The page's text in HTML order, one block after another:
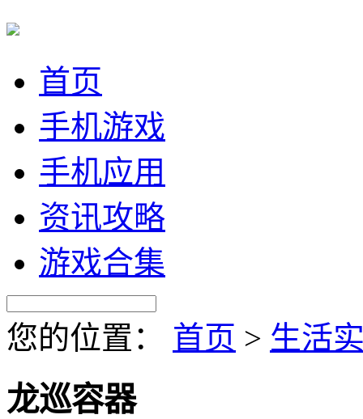
首页
手机游戏
手机应用
资讯攻略
游戏合集
您的位置： 首页 > 生活
龙巡容器